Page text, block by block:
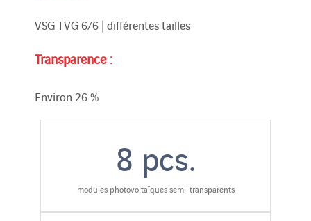
VSG TVG 6/6 | différentes tailles
Transparence :
Environ 26 %
8 pcs.
modules photovoltaïques semi-transparents